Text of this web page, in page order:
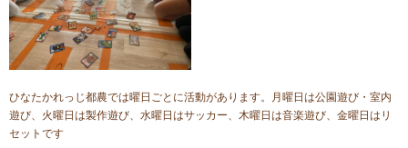
ひなたかれっじ都農では曜日ごとに活動があります。月曜日は公園遊び・室内
遊び、火曜日は製作遊び、水曜日はサッカー、木曜日は音楽遊び、金曜日はリ
セットです